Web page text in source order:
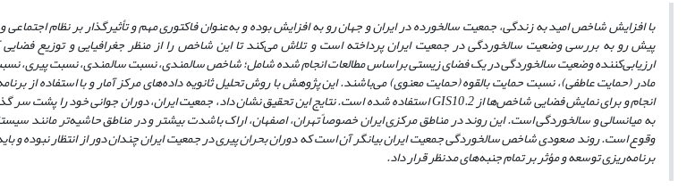
با افزایش شاخص امید به زندگی، جمعیت سالخورده در ایران و جهان رو به افزایش بوده و به‌عنوان فاکتوری مهم و تأثیرگذار بر نظام
پیش رو به بررسی وضعیت سالخوردگی در جمعیت ایران پرداخته است و تلاش می‌کند تا این شاخص را از منظر جغرافیایی و توزیع
ارزیابی‌کننده وضعیت سالخوردگی در یک فضای زیستی براساس مطالعات انجام شده شامل؛ شاخص سالمندی، نسبت سالمندی، نسبت پیری،
مادر (حمایت عاطفی)، نسبت حمایت بالقوه (حمایت معنوی) می‌باشند. این پژوهش با روش تحلیل ثانویه داده‌های مرکز آمار و با استفاده از
انجام و برای نمایش فضایی شاخص‌ها ازGIS10.2استفاده شده است. نتایج این تحقیق نشان داد، جمعیت ایران، دوران جوانی خود را پشت سر
به میانسالی و سالخوردگی است. این روند در مناطق مرکزی ایران خصوصاً تهران، اصفهان، اراک باشدت بیشتر و در مناطق حاشیه‌تر مانند
وقوع است. روند صعودی شاخص سالخوردگی جمعیت ایران بیانگر آن است که دوران بحران پیری در جمعیت ایران چندان دور از انتظار نبوده و
برنامه‌ریزی توسعه و مؤثر بر تمام جنبه‌های مدنظر قرار داد.